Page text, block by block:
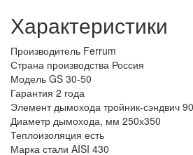
Характеристики
Производитель Ferrum
Страна производства Россия
Модель GS 30-50
Гарантия 2 года
Элемент дымохода тройник-сэндвич
Диаметр дымохода, мм 250х350
Теплоизоляция есть
Марка стали AISI 430